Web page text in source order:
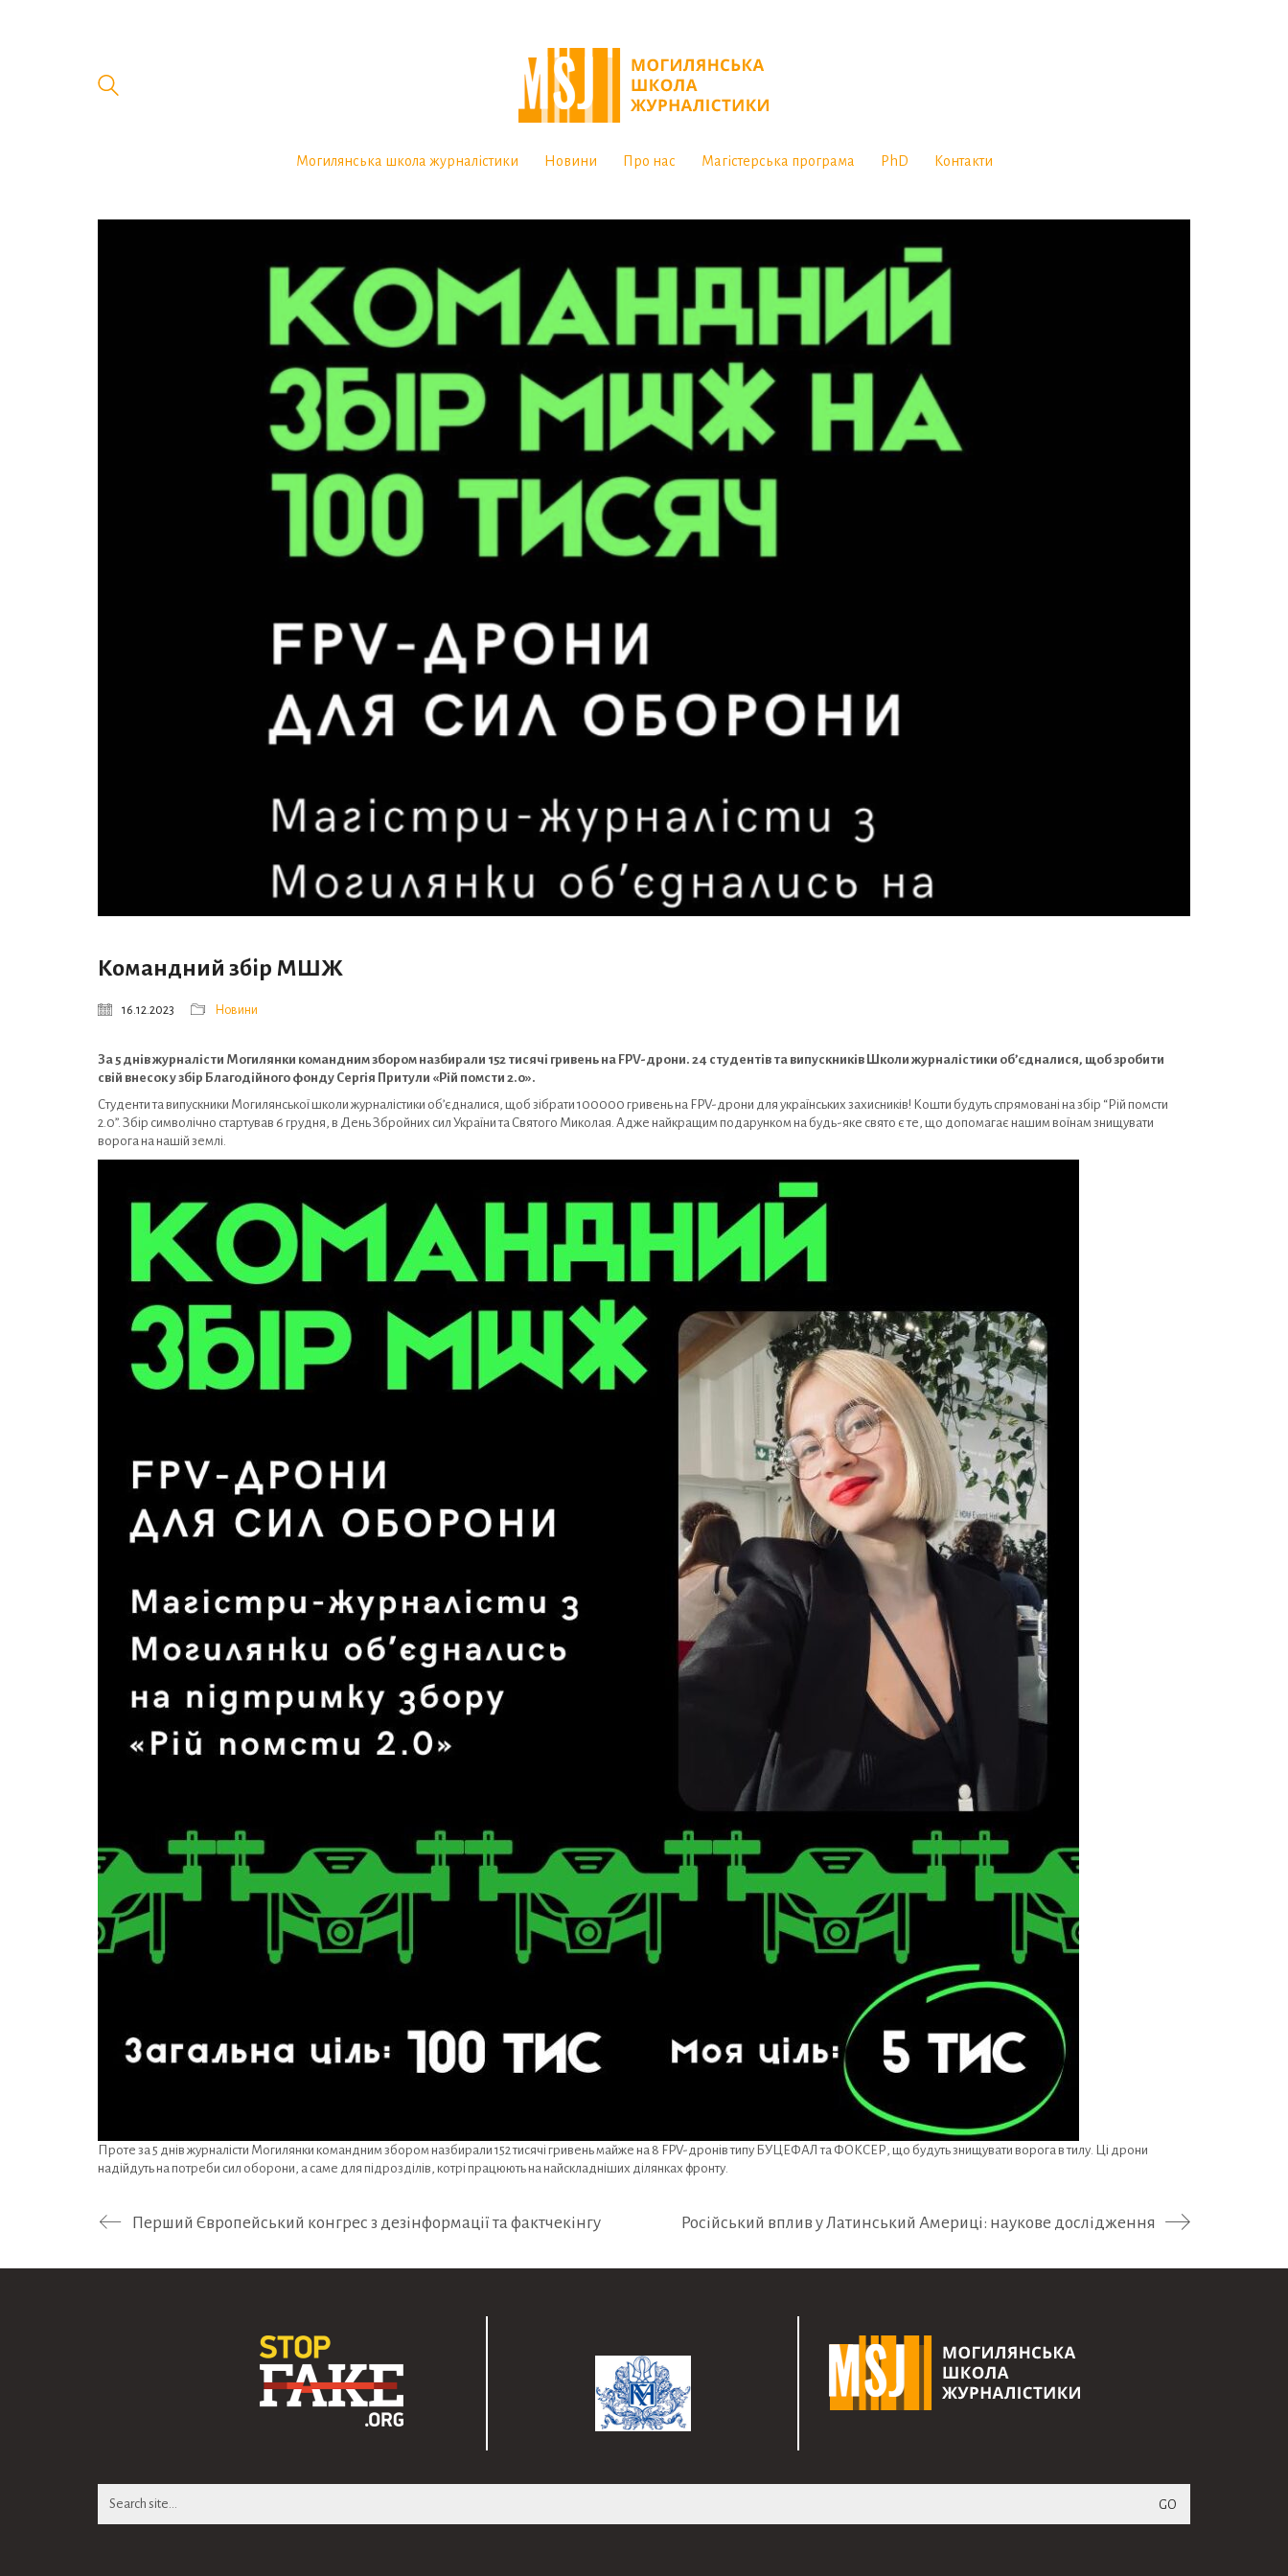
Могилянська школа журналістики Новини Про нас Магістерська програма PhD Контакти
Командний збір МШЖ
16.12.2023 Новини
За 5 днів журналісти Могилянки командним збором назбирали 152 тисячі гривень на FPV-дрони. 24 студентів та випускників Школи журналістики обʼєдналися, щоб зробити
свій внесок у збір Благодійного фонду Сергія Притули «Рій помсти 2.0».
Студенти та випускники Могилянської школи журналістики об’єдналися, щоб зібрати 100000 гривень на FPV-дрони для українських захисників! Кошти будуть спрямовані на збір “Рій помсти
2.0”. Збір символічно стартував 6 грудня, в День Збройних сил України та Святого Миколая. Адже найкращим подарунком на будь-яке свято є те, що допомагає нашим воїнам знищувати
ворога на нашій землі.
Проте за 5 днів журналісти Могилянки командним збором назбирали 152 тисячі гривень майже на 8 FPV-дронів типу БУЦЕФАЛ та ФОКСЕР, що будуть знищувати ворога в тилу. Ці дрони
надійдуть на потреби сил оборони, а саме для підрозділів, котрі працюють на найскладніших ділянках фронту.
Перший Європейський конгрес з дезінформації та фактчекінгу Російський вплив у Латинський Америці: наукове дослідження
for: